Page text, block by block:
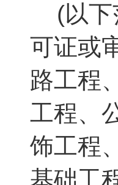
(以下
可证或
路工程
工程、
饰工程
基础工